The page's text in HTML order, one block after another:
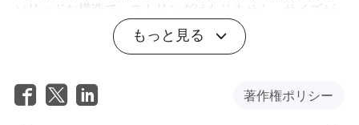
ソリッドな構造で、ストリングはありません。サイズが
小さく、軽量で、コントロールと操作性を重視して設計
か？
初心者は、コントロール、許容性、快適さを提供するラ
もっと見る
著作権ポリシー